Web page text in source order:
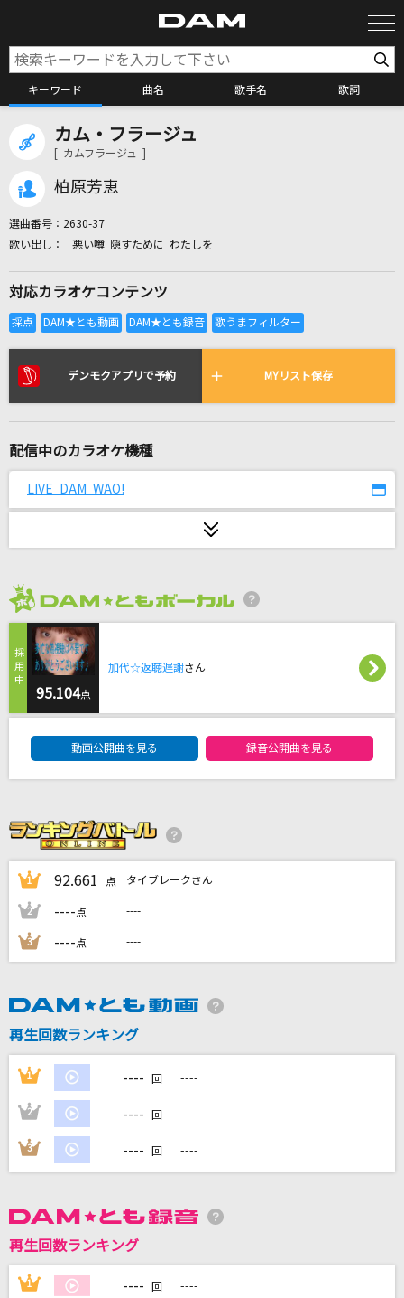
キーワード 曲名 歌手名 歌詞
カラオケ検索
全国りれき
リアルタイムで歌われている曲の一覧
Ready to be a Lady
[生音]愛にできることはまだあるかい
SUPER EIGHT(安田章大)
島唄(オリジナル・ヴァージョン)
With All My Heart～君が踊る、夏～
東方神起
[生音]木枯しに抱かれて
小泉今日子
パブリック
Mrs. GREEN APPLE
ロメオ(ビデオクリップバージョン)
残響散歌
Aimer(エメ)
DAMの新曲・ランキングなど
DAMに会員登録・ログインして
カラオケをもっと楽しもう！
カム・フラージュ
[ カムフラージュ ]
柏原芳恵
選曲番号： 2630-37
悪い噂 隠すために わたしを
対応カラオケコンテンツ
デンモクアプリで予約 MYリスト保存
配信中のカラオケ機種
LIVE DAM WAO!
95.104点
加代☆返聴遅謝さん
動画公開曲を見る 録音公開曲を見る
1 92.661 点 タイブレークさん
2 ----点 ----
3 ----点 ----
再生回数ランキング
1 ---- 回 ----
2 ---- 回 ----
3 ---- 回 ----
再生回数ランキング
1 ---- 回 ----